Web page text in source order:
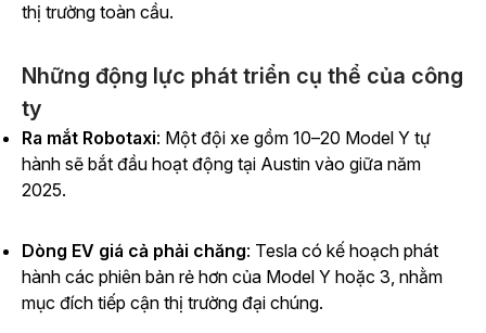
thị trường toàn cầu.
Những động lực phát triển cụ thể của công
ty
Ra mắt Robotaxi: Một đội xe gồm 10–20 Model Y tự
hành sẽ bắt đầu hoạt động tại Austin vào giữa năm
2025.
Dòng EV giá cả phải chăng: Tesla có kế hoạch phát
hành các phiên bản rẻ hơn của Model Y hoặc 3, nhằm
mục đích tiếp cận thị trường đại chúng.